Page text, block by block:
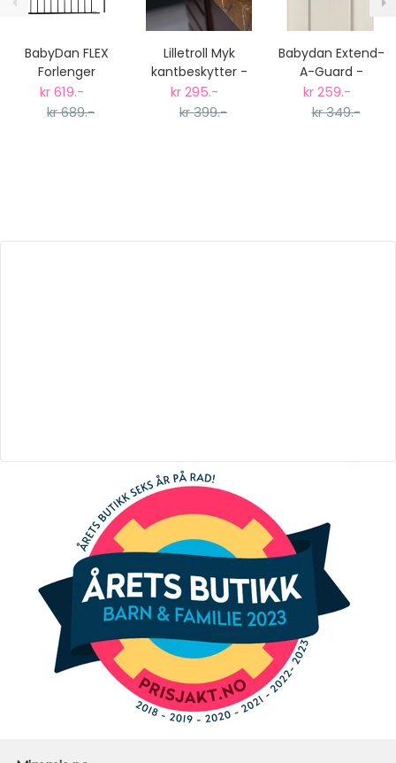
BabyDan FLEX
Forlenger
Seksjon - L - Sort
kr 619.-
kr 689.-
Lilletroll Myk
kantbeskytter -
2 Meter
kr 295.-
kr 399.-
Babydan Extend-
A-Guard -
forlenger til Baby
Dan Guard Me
kr 259.-
kr 349.-